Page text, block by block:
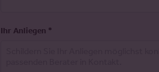
Ihr Anliegen *